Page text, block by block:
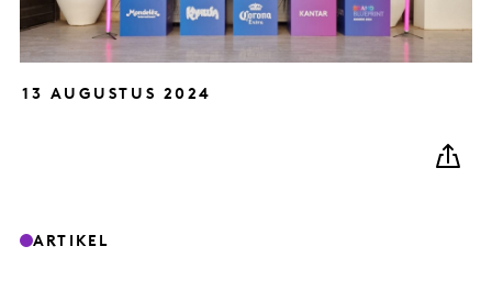
13 AUGUSTUS 2024
ARTIKEL